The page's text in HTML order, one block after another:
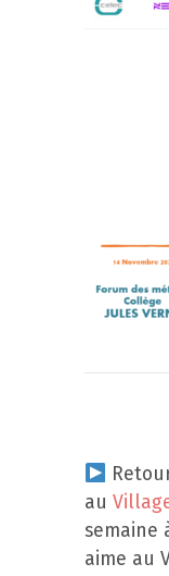
au
semaine
aime au